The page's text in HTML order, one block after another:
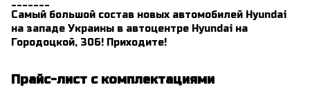
Самый большой состав новых автомобилей Hyundai
на западе Украины в автоцентре Hyundai на
Городоцкой, 306! Приходите!
Прайс-лист с комплектациями